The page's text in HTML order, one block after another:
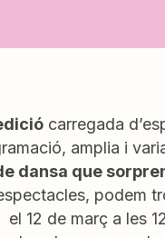
carregada
amplia i
dansa que
podem
12 de març a les